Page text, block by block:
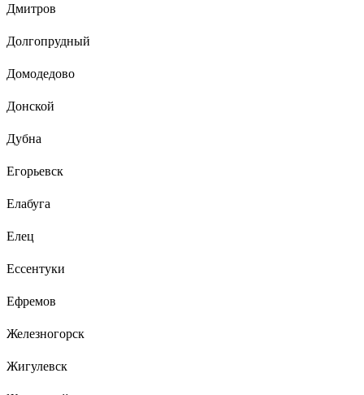
Дмитров
Долгопрудный
Домодедово
Донской
Дубна
Егорьевск
Елабуга
Елец
Ессентуки
Ефремов
Железногорск
Жигулевск